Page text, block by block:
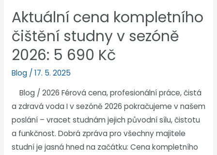
Aktuální cena kompletního
čištění studny v sezóně
2026: 5 690 Kč
Blog/17. 5. 2025
Blog / 2026 Férová cena, profesionální práce, čistá
a zdravá voda I v sezóně 2026 pokračujeme v našem
poslání – vracet studnám jejich původní sílu, čistotu
a funkčnost. Dobrá zpráva pro všechny majitele
studní je jasná hned na začátku: Cena kompletního